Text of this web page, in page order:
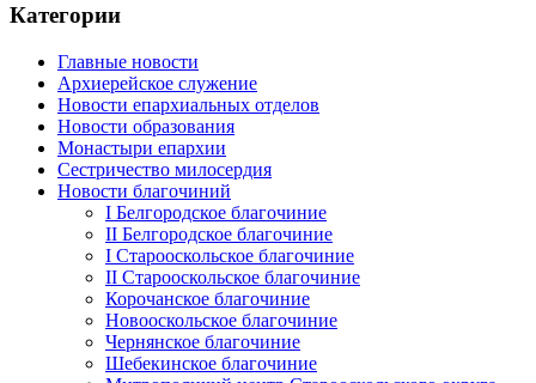
Категории
Главные новости
Архиерейское служение
Новости епархиальных отделов
Новости образования
Монастыри епархии
Сестричество милосердия
Новости благочиний
I Белгородское благочиние
II Белгородское благочиние
I Старооскольское благочиние
II Старооскольское благочиние
Корочанское благочиние
Новооскольское благочиние
Чернянское благочиние
Шебекинское благочиние